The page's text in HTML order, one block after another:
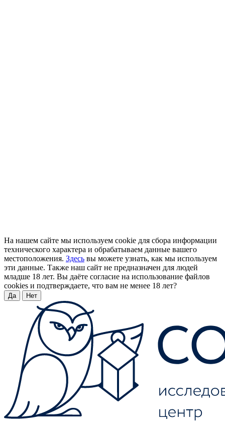
На нашем сайте мы используем cookie для сбора информации
технического характера и обрабатываем данные вашего
местоположения. Здесь вы можете узнать, как мы используем
эти данные. Также наш сайт не предназначен для людей
младше 18 лет. Вы даёте согласие на использование файлов
cookies и подтверждаете, что вам не менее 18 лет?
Да Нет